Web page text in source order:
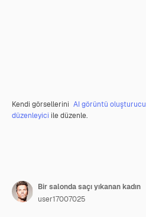
Kendi görsellerini AI görüntü oluşturucu
düzenleyici ile düzenle.
Bir salonda saçı yıkanan kadın
user17007025